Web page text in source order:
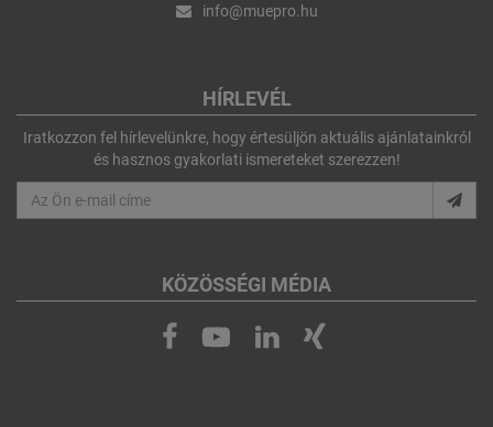
info@muepro.hu
HÍRLEVÉL
Iratkozzon fel hírlevelünkre, hogy értesüljön aktuális ajánlatainkról
és hasznos gyakorlati ismereteket szerezzen!
KÖZÖSSÉGI MÉDIA